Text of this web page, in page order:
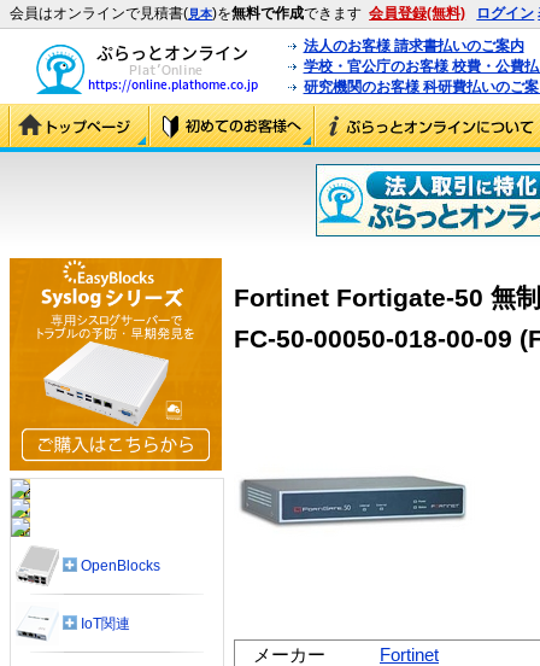
会員はオンラインで見積書(見本)を無料で作成できます 会員登録(無料) ログイン
法人のお客様 請求書払いのご案内
学校・官公庁のお客様 校費・公費
研究機関のお客様 科研費払いのご
Fortinet Fortigate-50 無
FC-50-00050-018-00-09
メーカー
Fortinet
OpenBlocks
IoT関連